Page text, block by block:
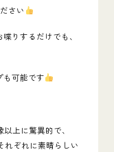
さい
りするだけでも、
も可能です
上に驚異的で、
れぞれに素晴らしい